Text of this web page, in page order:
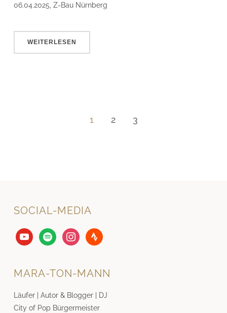
06.04.2025, Z-Bau Nürnberg
WEITERLESEN
1 2 3
SOCIAL-MEDIA
youtubespotify instagramstrava
MARA-TON-MANN
Läufer | Autor & Blogger | DJ
City of Pop Bürgermeister